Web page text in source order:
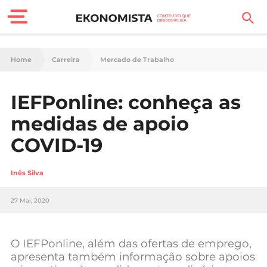
Finanças Pessoais
Carreira
Casa
Lifestyle
Sociedade
Negócios
Home Carreira Mercado de Trabalho
IEFPonline: conheça as
medidas de apoio
COVID-19
Inês Silva
27 Mai, 2020
O IEFPonline, além das ofertas de emprego,
apresenta também informação sobre apoios